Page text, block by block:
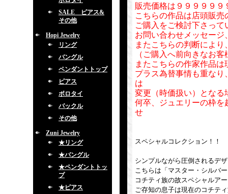
SALE ピアス&
その他
Hopi Jewelry
リング
バングル
ペンダントトップ
ピアス
ボロタイ
バックル
その他
Zuni Jewelry
★リング
★バングル
★ペンダントトッ
プ
★ピアス
販売価格は９９９９９
こちらの作品は店頭販
ご購入をご検討下さっ
お問い合わせメッセー
またこちらの判断によ
（ご購入へ前向きなお
またこちらの作家作品
プラス為替事情も重な
は
変更（時価扱い）となる
何卒、ジュエリーの枠を
せ
スペシャルコレクション！！
シンプルながら圧倒されるデ
こちらは「マスター・シルバ
コチティ族の故スペシャルア
ご存知の息子は現在のコチテ